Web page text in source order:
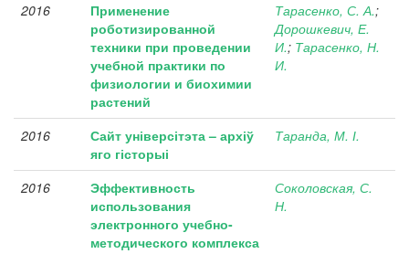
2016
Применение
роботизированной
техники при проведении
учебной практики по
физиологии и биохимии
растений
Тарасенко, С. А.;
Дорошкевич, Е.
И.; Тарасенко, Н.
И.
2016
Сайт універсітэта – архіў
яго гісторыі
Таранда, М. І.
2016
Эффективность
использования
электронного учебно-
методического комплекса
Соколовская, С.
Н.